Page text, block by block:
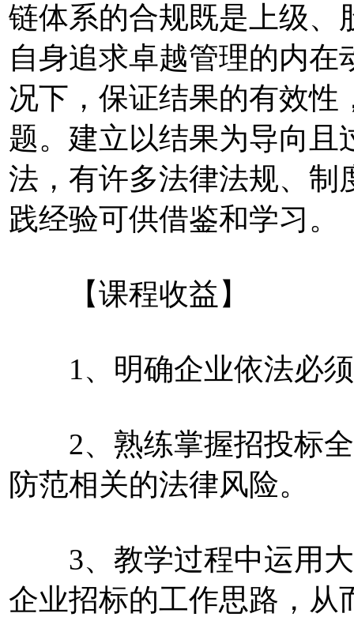
链体系的合规既是上级、
自身追求卓越管理的内
况下，保证结果的有效性
题。建立以结果为导向且
法，有许多法律法规、制
践经验可供借鉴和学习。
【课程收益】
1、明确企业依法必须
2、熟练掌握招投标全
防范相关的法律风险。
3、教学过程中运用大
企业招标的工作思路，从